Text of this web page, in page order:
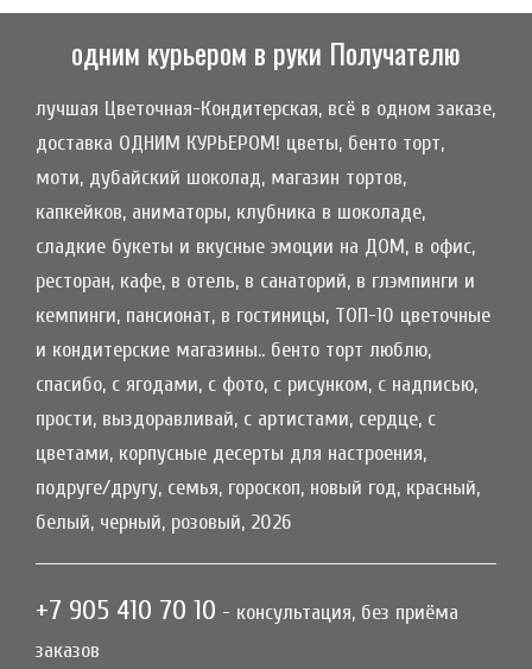
одним курьером в руки Получателю
лучшая Цветочная-Кондитерская, всё в одном заказе,
доставка ОДНИМ КУРЬЕРОМ! цветы, бенто торт,
моти, дубайский шоколад, магазин тортов,
капкейков, аниматоры, клубника в шоколаде,
сладкие букеты и вкусные эмоции на ДОМ, в офис,
ресторан, кафе, в отель, в санаторий, в глэмпинги и
кемпинги, пансионат, в гостиницы, ТОП-10 цветочные
и кондитерские магазины.. бенто торт люблю,
спасибо, с ягодами, с фото, с рисунком, с надписью,
прости, выздоравливай, с артистами, сердце, с
цветами, корпусные десерты для настроения,
подруге/другу, семья, гороскоп, новый год, красный,
белый, черный, розовый, 2026
+7 905 410 70 10 - консультация, без приёма
заказов